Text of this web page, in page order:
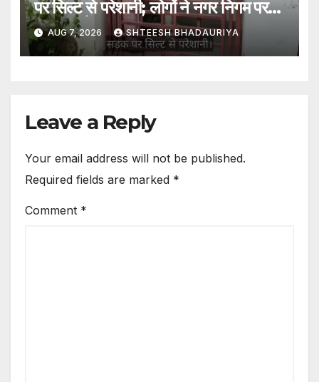
पर सिल्ट से परेशानी; लोगों ने नगर निगम पर
लगाए आरोप
AUG 7, 2026 SHTEESH BHADAURIYA
Leave a Reply
Your email address will not be published.
Required fields are marked *
Comment *